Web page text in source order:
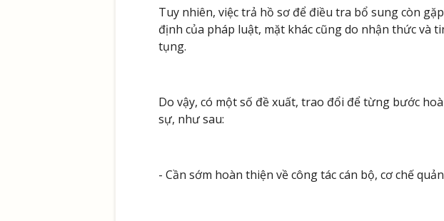
Tuy nhiên, việc trả hồ sơ để điều tra bổ sung còn
định của pháp luật, mặt khác cũng do nhận thức
tụng.
Do vậy, có một số đề xuất, trao đổi để từng bước
sự, như sau:
- Cần sớm hoàn thiện về công tác cán bộ, cơ chế